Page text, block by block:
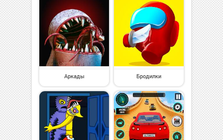
Аркады Бродилки